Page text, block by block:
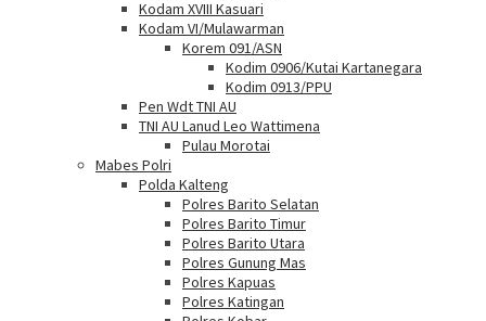
Kodam XVIII Kasuari
Kodam VI/Mulawarman
Korem 091/ASN
Kodim 0906/Kutai Kartanegara
Kodim 0913/PPU
Pen Wdt TNI AU
TNI AU Lanud Leo Wattimena
Pulau Morotai
Mabes Polri
Polda Kalteng
Polres Barito Selatan
Polres Barito Timur
Polres Barito Utara
Polres Gunung Mas
Polres Kapuas
Polres Katingan